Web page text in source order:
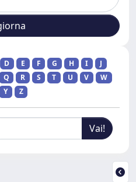
D E F G H I
J
Q R S T U V
W
Y Z